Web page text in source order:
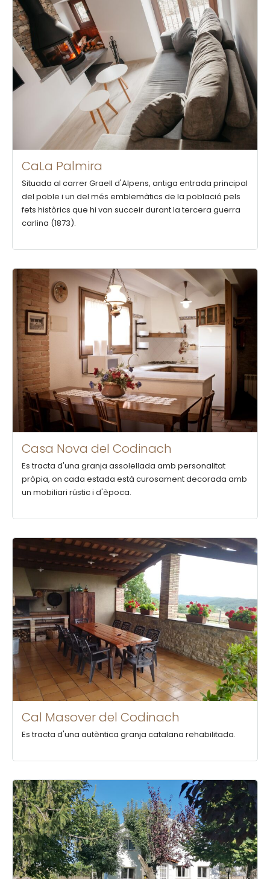
CaLa Palmira
Situada al carrer Graell d'Alpens, antiga entrada principal
del poble i un del més emblemàtics de la població pels
fets històrics que hi van succeir durant la tercera guerra
carlina (1873).
Casa Nova del Codinach
Es tracta d'una granja assolellada amb personalitat
pròpia, on cada estada està curosament decorada amb
un mobiliari rústic i d'època.
Cal Masover del Codinach
Es tracta d'una autèntica granja catalana rehabilitada.